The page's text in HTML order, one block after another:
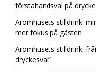
förstahandsval på
Aromhusets stilldrink:
mer fokus på gästen
Aromhusets stilldrink:
dryckesval”